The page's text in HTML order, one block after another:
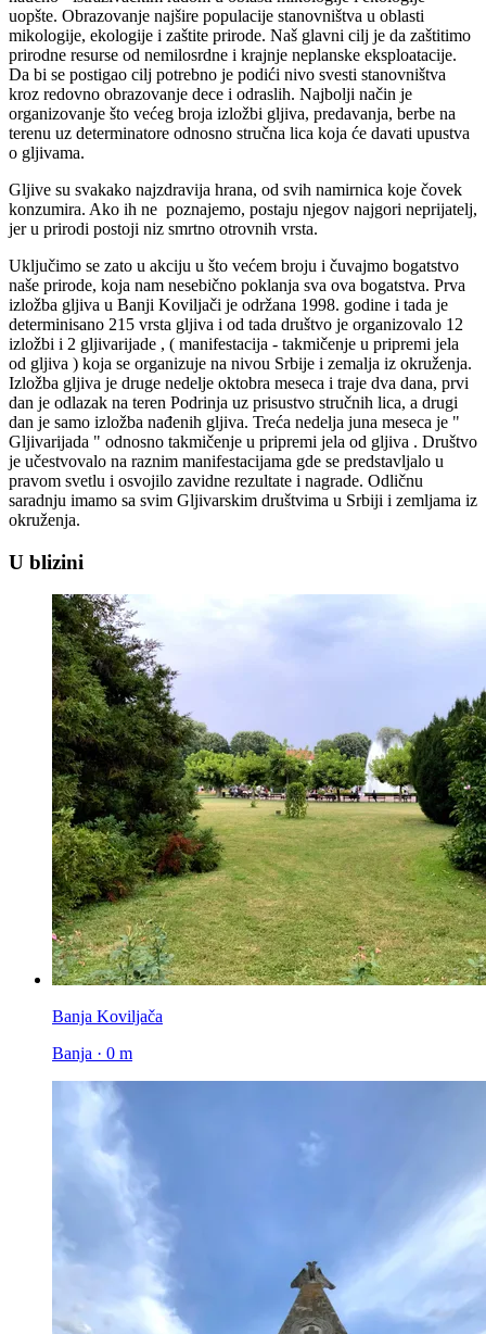
uopšte. Obrazovanje najšire populacije stanovništva u oblasti
mikologije, ekologije i zaštite prirode. Naš glavni cilj je da zaštitimo
prirodne resurse od nemilosrdne i krajnje neplanske eksploatacije.
Da bi se postigao cilj potrebno je podići nivo svesti stanovništva
kroz redovno obrazovanje dece i odraslih. Najbolji način je
organizovanje što većeg broja izložbi gljiva, predavanja, berbe na
terenu uz determinatore odnosno stručna lica koja će davati upustva
o gljivama.
Gljive su svakako najzdravija hrana, od svih namirnica koje čovek
konzumira. Ako ih ne poznajemo, postaju njegov najgori neprijatelj,
jer u prirodi postoji niz smrtno otrovnih vrsta.
Uključimo se zato u akciju u što većem broju i čuvajmo bogatstvo
naše prirode, koja nam nesebično poklanja sva ova bogatstva. Prva
izložba gljiva u Banji Koviljači je održana 1998. godine i tada je
determinisano 215 vrsta gljiva i od tada društvo je organizovalo 12
izložbi i 2 gljivarijade , ( manifestacija - takmičenje u pripremi jela
od gljiva ) koja se organizuje na nivou Srbije i zemalja iz okruženja.
Izložba gljiva je druge nedelje oktobra meseca i traje dva dana, prvi
dan je odlazak na teren Podrinja uz prisustvo stručnih lica, a drugi
dan je samo izložba nađenih gljiva. Treća nedelja juna meseca je "
Gljivarijada " odnosno takmičenje u pripremi jela od gljiva . Društvo
je učestvovalo na raznim manifestacijama gde se predstavljalo u
pravom svetlu i osvojilo zavidne rezultate i nagrade. Odličnu
saradnju imamo sa svim Gljivarskim društvima u Srbiji i zemljama iz
okruženja.
U blizini
Banja Koviljača
Banja · 0 m